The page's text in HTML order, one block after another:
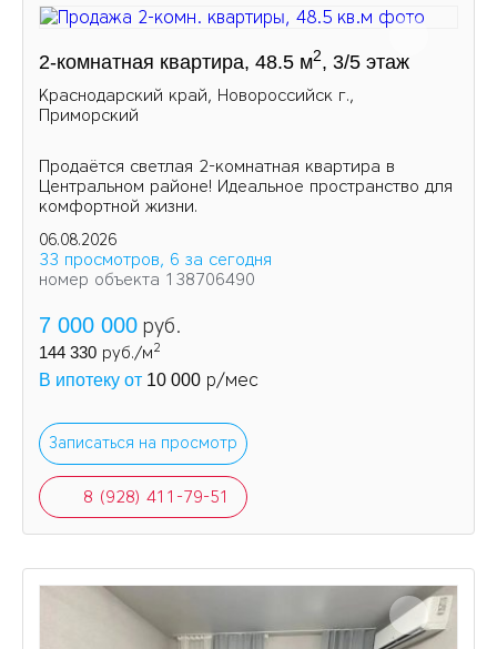
2-комнатная квартира, 48.5 м2, 3/5 этаж
Краснодарский край, Новороссийск г.,
Приморский
Продаётся светлая 2-комнатная квартира в
Центральном районе! Идеальное пространство для
комфортной жизни.
06.08.2026
33 просмотров, 6 за сегодня
номер объекта 138706490
7 000 000 руб.
144 330 руб./м2
В ипотеку от 10 000 р/мес
Записаться на просмотр
8 (928) 411-79-51